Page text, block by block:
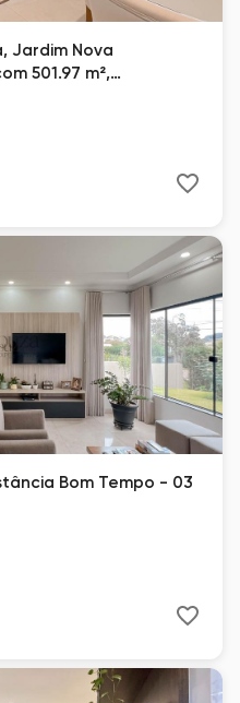
Jardim Nova
501.97 m²,
Bom Tempo - 03